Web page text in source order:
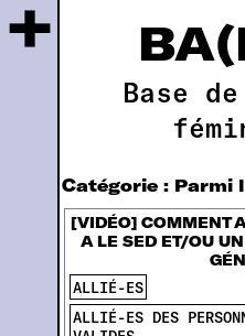
Base
+
Catégorie : Parmi
[VIDÉO] COMMENT
A LE SED ET/OU
ALLIÉ-ES
ALLIÉ-ES DES